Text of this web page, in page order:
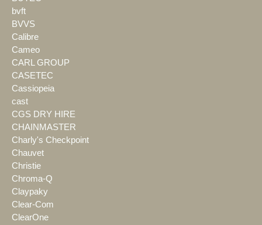
bvft
BVVS
Calibre
Cameo
CARL GROUP
CASETEC
Cassiopeia
cast
CGS DRY HIRE
CHAINMASTER
Charly's Checkpoint
Chauvet
Christie
Chroma-Q
Claypaky
Clear-Com
ClearOne